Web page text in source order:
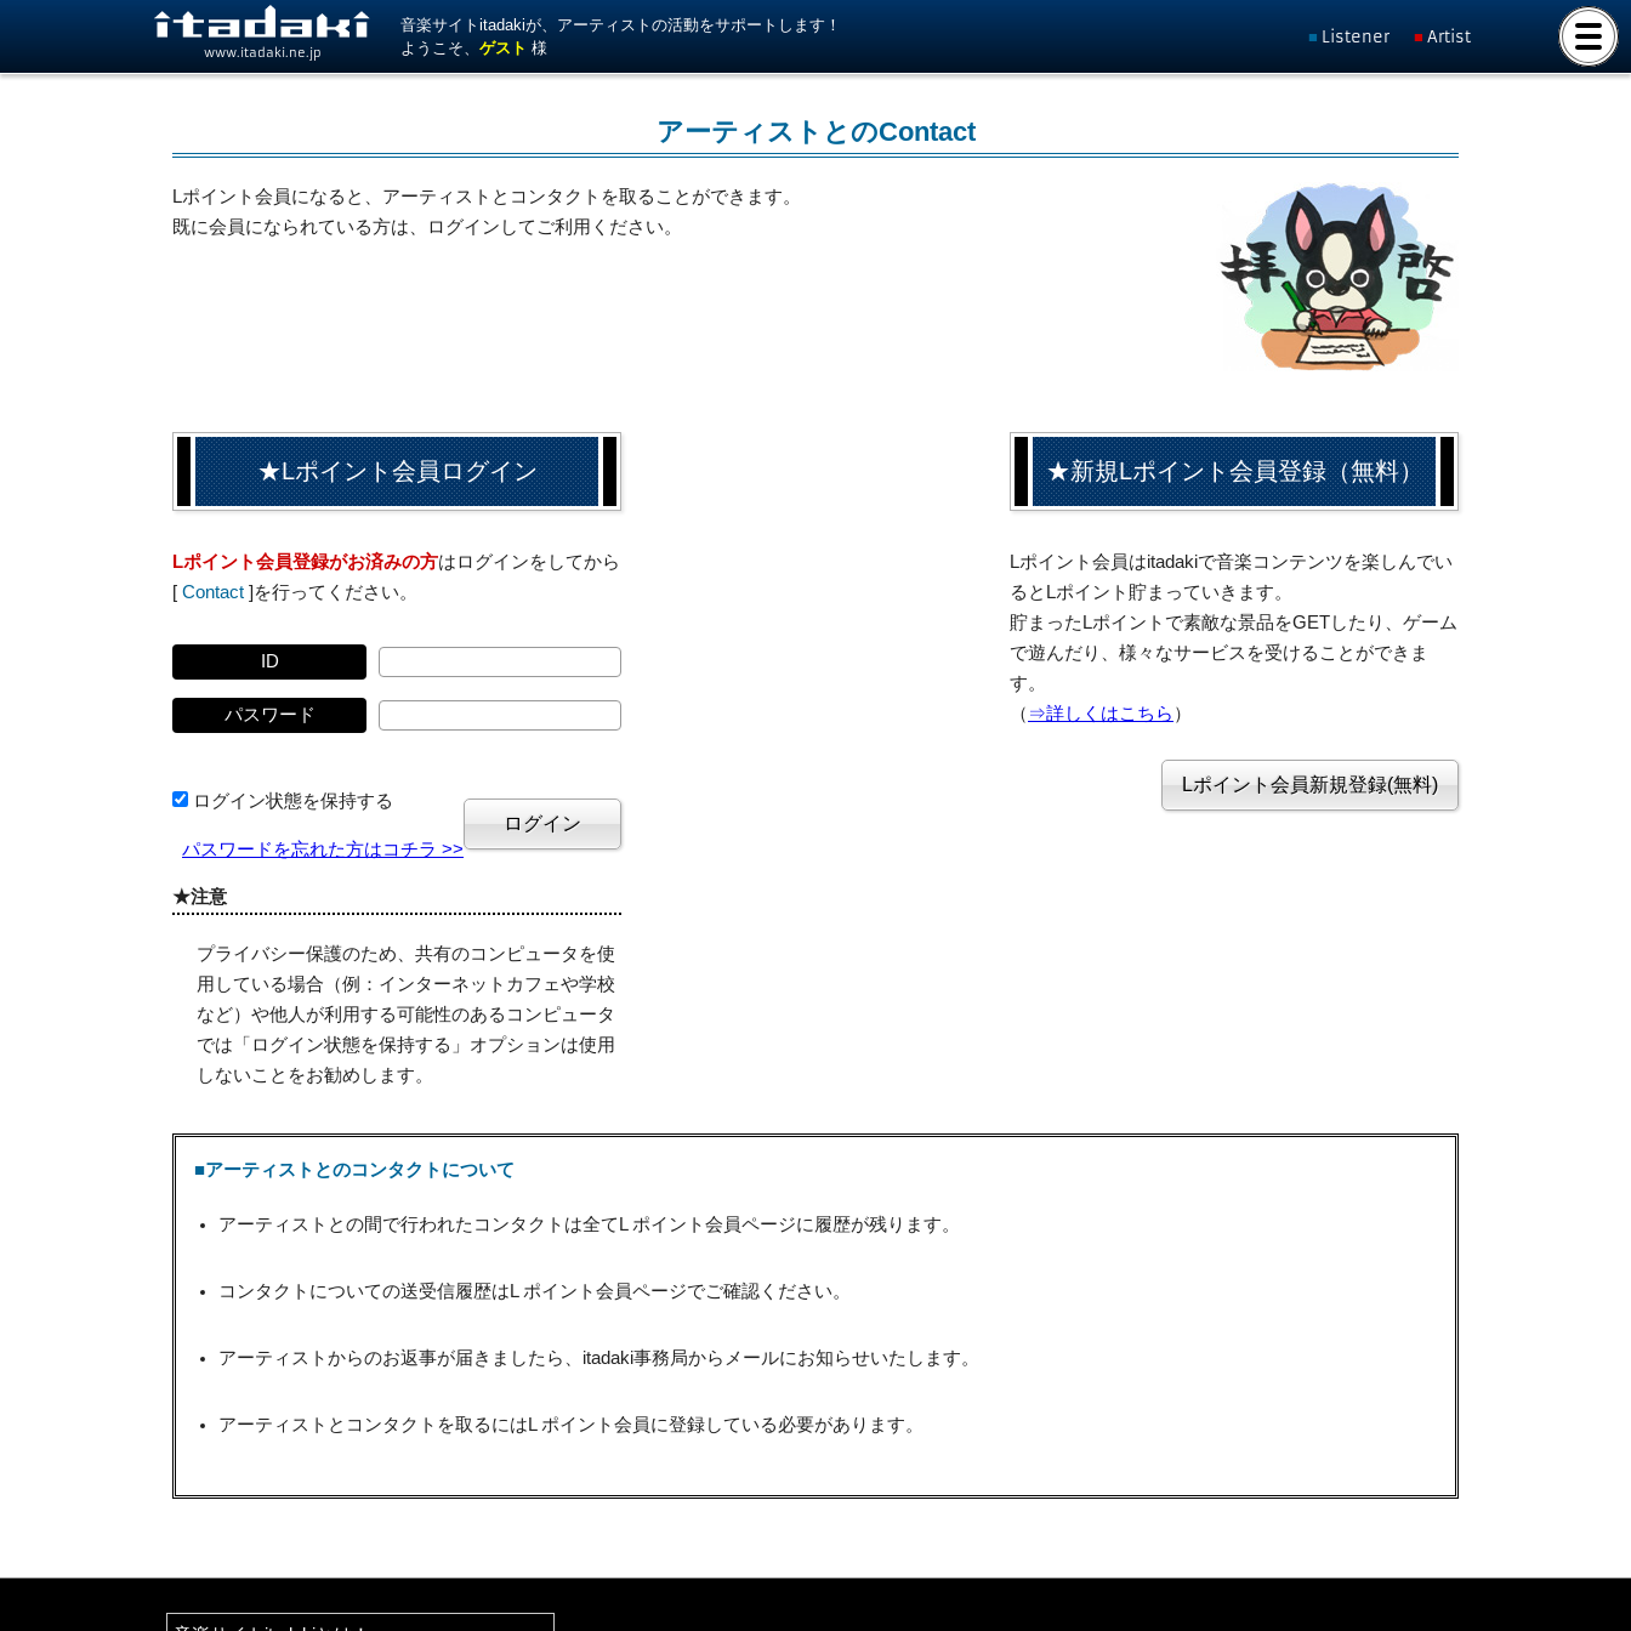
www.itadaki.ne.jp
音楽サイトitadakiが、アーティストの活動をサポートします！
ようこそ、ゲスト 様
Listener Artist
アーティストとのContact
Lポイント会員になると、アーティストとコンタクトを取ることができます。
既に会員になられている方は、ログインしてご利用ください。
★Lポイント会員ログイン
Lポイント会員登録がお済みの方はログインをしてから
[ Contact ]を行ってください。
ID
パスワード
ログイン状態を保持する
パスワードを忘れた方はコチラ >>
★注意
プライバシー保護のため、共有のコンピュータを使
用している場合（例：インターネットカフェや学校
など）や他人が利用する可能性のあるコンピュータ
では「ログイン状態を保持する」オプションは使用
しないことをお勧めします。
★新規Lポイント会員登録（無料）
Lポイント会員はitadakiで音楽コンテンツを楽しんでい
るとLポイント貯まっていきます。
貯まったLポイントで素敵な景品をGETしたり、ゲーム
で遊んだり、様々なサービスを受けることができま
す。
（ ⇒詳しくはこちら ）
■アーティストとのコンタクトについて
アーティストとの間で行われたコンタクトは全てL ポイント会員ページに履歴が残ります。
コンタクトについての送受信履歴はL ポイント会員ページでご確認ください。
アーティストからのお返事が届きましたら、itadaki事務局からメールにお知らせいたします。
アーティストとコンタクトを取るにはL ポイント会員に登録している必要があります。